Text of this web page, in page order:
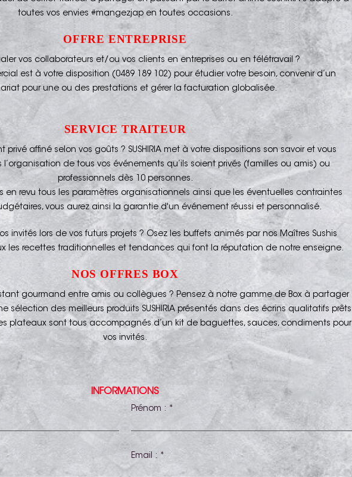
toutes vos envies #mangezjap en toutes occasions.
OFFRE ENTREPRISE
vos collaborateurs et/ou vos clients en entreprises ou en télétravail ?
est à votre disposition (0489 189 102) pour étudier votre besoin, convenir d’un
pour une ou des prestations et gérer la facturation globalisée.
SERVICE TRAITEUR
privé affiné selon vos goûts ? SUSHIRIA met à votre dispositions son savoir et vous
de tous vos événements qu’ils soient privés (familles ou amis) ou
professionnels dès 10 personnes.
en revu tous les paramètres organisationnels ainsi que les éventuelles contraintes
vous aurez ainsi la garantie d'un événement réussi et personnalisé.
invités lors de vos futurs projets ? Osez les buffets animés par nos Maîtres Sushis
les recettes traditionnelles et tendances qui font la réputation de notre enseigne.
NOS OFFRES BOX
gourmand entre amis ou collègues ? Pensez à notre gamme de Box à partager
sélection des meilleurs produits SUSHIRIA présentés dans des écrins qualitatifs prêts
plateaux sont tous accompagnés d’un kit de baguettes, sauces, condiments pour
vos invités.
INFORMATIONS
Prénom : *
Email : *